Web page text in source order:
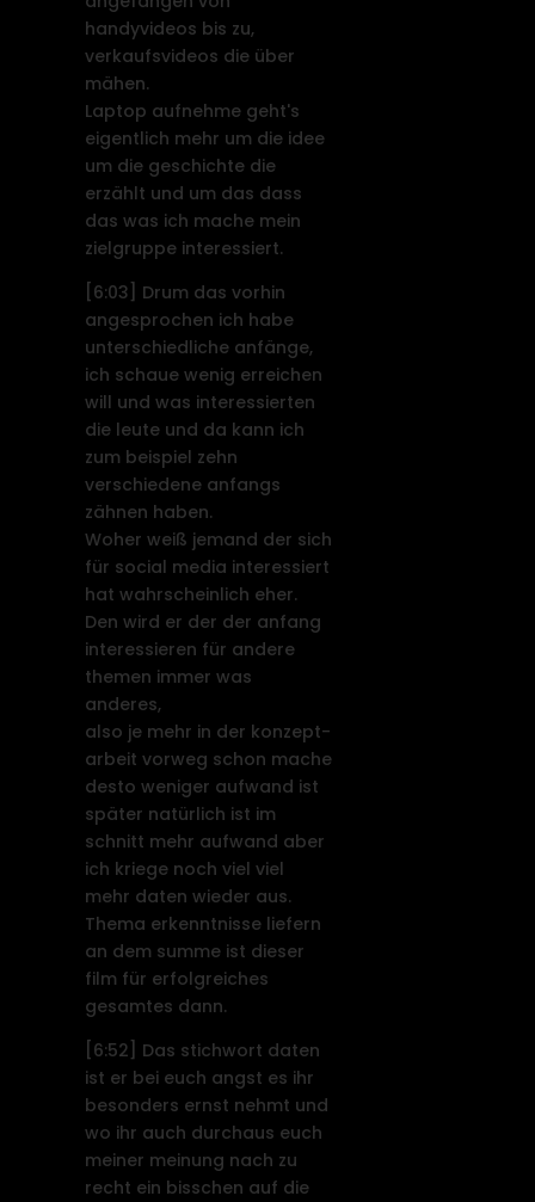
handyvideos bis zu,
verkaufsvideos die über
mähen.
Laptop aufnehme geht's
eigentlich mehr um die idee
um die geschichte die
erzählt und um das dass
das was ich mache mein
zielgruppe interessiert.
[6:03]
Drum das vorhin
angesprochen ich habe
unterschiedliche anfänge,
ich schaue wenig erreichen
will und was interessierten
die leute und da kann ich
zum beispiel zehn
verschiedene anfangs
zähnen haben.
Woher weiß jemand der sich
für social media interessiert
hat wahrscheinlich eher.
Den wird er der der anfang
interessieren für andere
themen immer was
anderes,
also je mehr in der konzept-
arbeit vorweg schon mache
desto weniger aufwand ist
später natürlich ist im
schnitt mehr aufwand aber
ich kriege noch viel viel
mehr daten wieder aus.
Thema erkenntnisse liefern
an dem summe ist dieser
film für erfolgreiches
gesamtes dann.
[6:52]
Das stichwort daten
ist er bei euch angst es ihr
besonders ernst nehmt und
wo ihr auch durchaus euch
meiner meinung nach zu
recht ein bisschen auf die